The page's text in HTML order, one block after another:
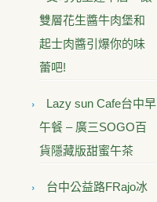
雙層花生醬牛肉堡和
起士肉醬引爆你的味
蕾吧!
Lazy sun Cafe台中早
午餐 – 廣三SOGO百
貨隱藏版甜蜜午茶
台中公益路FRajo冰